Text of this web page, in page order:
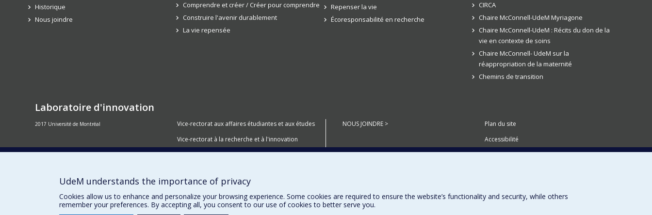
Historique
Nous joindre
Comprendre et créer / Créer pour comprendre
Construire l'avenir durablement
La vie repensée
Repenser la vie
Écoresponsabilité en recherche
CIRCA
Chaire McConnell-UdeM Myriagone
Chaire McConnell-UdeM : Récits du don de la
vie en contexte de soins
Chaire McConnell- UdeM sur la
réappropriation de la maternité
Chemins de transition
Laboratoire d'innovation
2017 Université de Montréal
Vice-rectorat aux affaires étudiantes et aux études
Vice-rectorat à la recherche et à l'innovation
Place aux Premiers Peuples
NOUS JOINDRE >
Plan du site
Accessibilité
UdeM understands the importance of privacy
Cookies allow us to enhance and personalize your browsing experience. Some cookies are required to ensure the website’s functionality and security, while others
remember your preferences. By accepting all, you consent to our use of cookies to better serve you.